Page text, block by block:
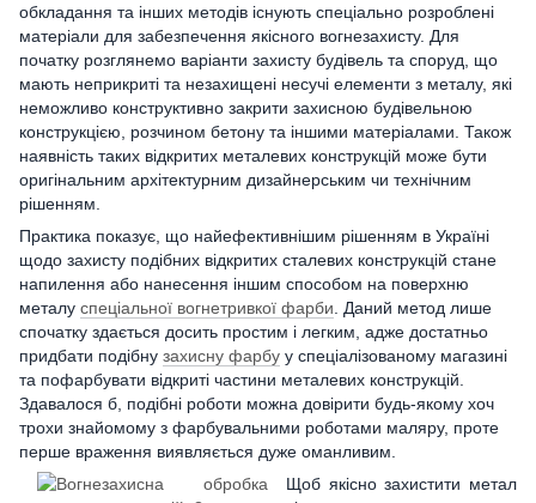
обкладання та інших методів існують спеціально розроблені
матеріали для забезпечення якісного вогнезахисту. Для
початку розглянемо варіанти захисту будівель та споруд, що
мають неприкриті та незахищені несучі елементи з металу, які
неможливо конструктивно закрити захисною будівельною
конструкцією, розчином бетону та іншими матеріалами. Також
наявність таких відкритих металевих конструкцій може бути
оригінальним архітектурним дизайнерським чи технічним
рішенням.
Практика показує, що найефективнішим рішенням в Україні
щодо захисту подібних відкритих сталевих конструкцій стане
напилення або нанесення іншим способом на поверхню
металу спеціальної вогнетривкої фарби . Даний метод лише
спочатку здається досить простим і легким, адже достатньо
придбати подібну захисну фарбу у спеціалізованому магазині
та пофарбувати відкриті частини металевих конструкцій.
Здавалося б, подібні роботи можна довірити будь-якому хоч
трохи знайомому з фарбувальними роботами маляру, проте
перше враження виявляється дуже оманливим.
Щоб якісно захистити метал